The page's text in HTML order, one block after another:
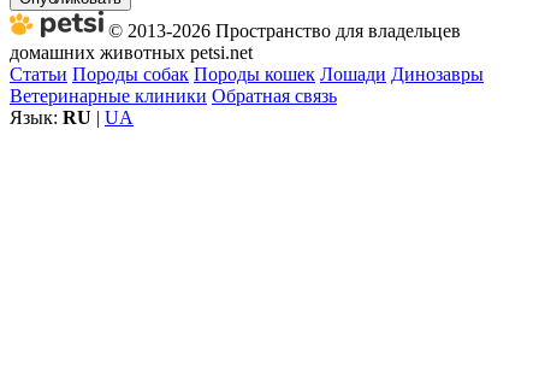
© 2013-2026 Пространство для владельцев
домашних животных petsi.net
Статьи Породы собак Породы кошек Лошади Динозавры
Ветеринарные клиники Обратная связь
Язык: RU | UA